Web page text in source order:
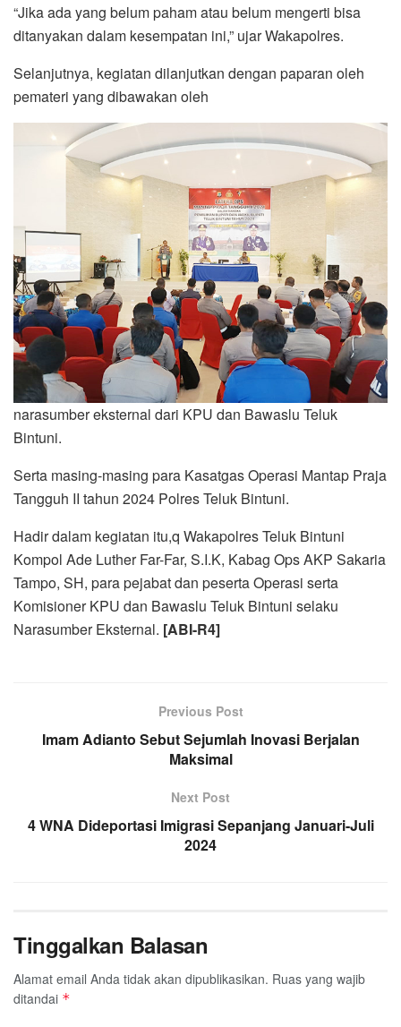
“Jika ada yang belum paham atau belum mengerti bisa
ditanyakan dalam kesempatan ini,” ujar Wakapolres.
Selanjutnya, kegiatan dilanjutkan dengan paparan oleh
pemateri yang dibawakan oleh
narasumber eksternal dari KPU dan Bawaslu Teluk
Bintuni.
Serta masing-masing para Kasatgas Operasi Mantap Praja
Tangguh II tahun 2024 Polres Teluk Bintuni.
Hadir dalam kegiatan itu,q Wakapolres Teluk Bintuni
Kompol Ade Luther Far-Far, S.I.K, Kabag Ops AKP Sakaria
Tampo, SH, para pejabat dan peserta Operasi serta
Komisioner KPU dan Bawaslu Teluk Bintuni selaku
Narasumber Eksternal. [ABI-R4]
Previous Post
Imam Adianto Sebut Sejumlah Inovasi Berjalan
Maksimal
Next Post
4 WNA Dideportasi Imigrasi Sepanjang Januari-Juli
2024
Tinggalkan Balasan
Alamat email Anda tidak akan dipublikasikan. Ruas yang wajib
ditandai *